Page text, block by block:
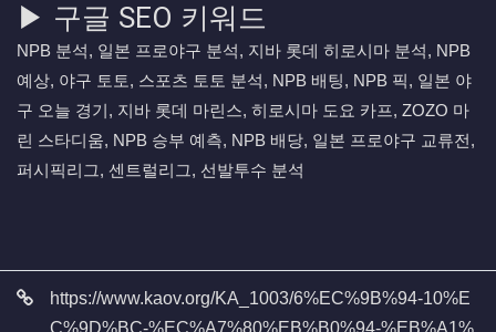
▶ 구글 SEO 키워드
NPB 분석, 일본 프로야구 분석, 지바 롯데 히로시마 분석, NPB
예상, 야구 토토, 스포츠 토토 분석, NPB 배팅, NPB 픽, 일본 야
구 오늘 경기, 지바 롯데 마린스, 히로시마 도요 카프, ZOZO 마
린 스타디움, NPB 승부 예측, NPB 배당, 일본 프로야구 교류전,
퍼시픽리그, 센트럴리그, 선발투수 분석
관련자료https://www.kaov.org/KA_1003/6%EC%9B%94-10%E